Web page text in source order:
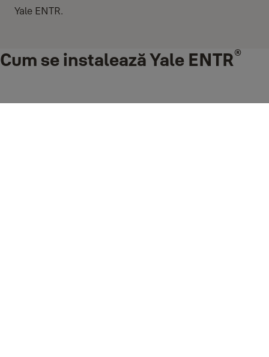
Yale ENTR.
Cum se instalează Yale ENTR®